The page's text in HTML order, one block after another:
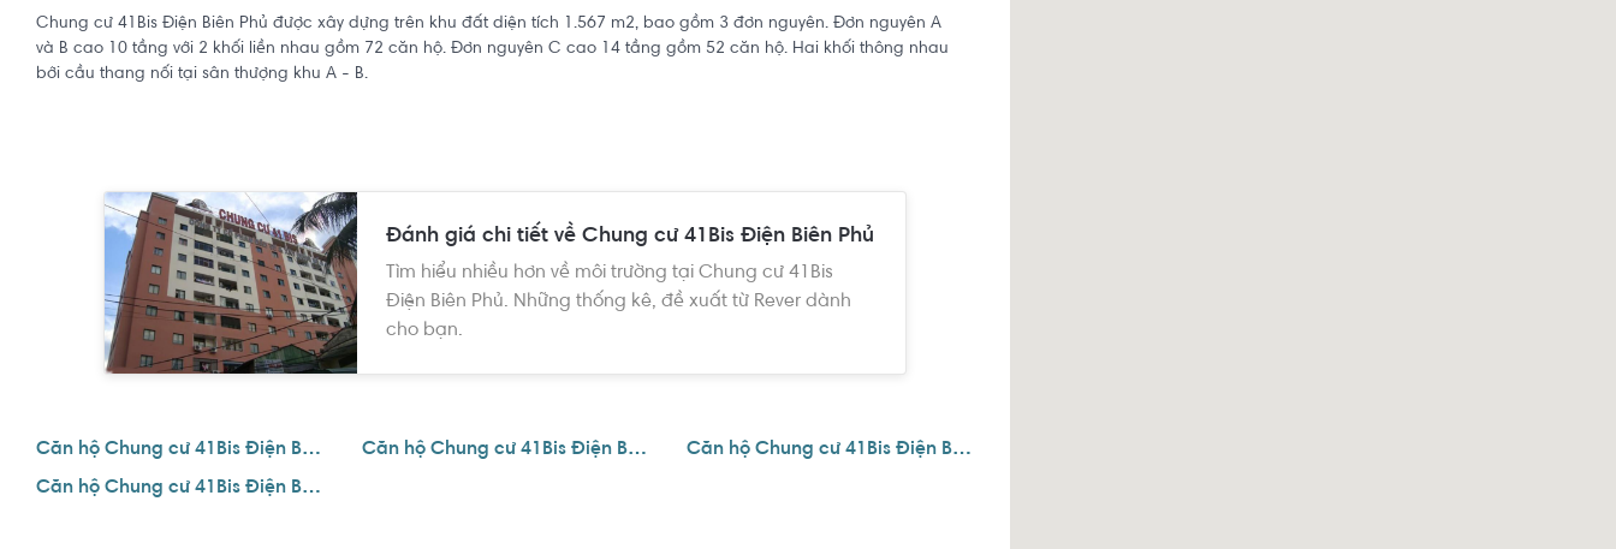
Chung cư 41Bis Điện Biên Phủ được xây dựng trên khu đất diện tích 1.567 m2, bao gồm 3 đơn nguyên. Đơn nguyên A
và B cao 10 tầng với 2 khối liền nhau gồm 72 căn hộ. Đơn nguyên C cao 14 tầng gồm 52 căn hộ. Hai khối thông nhau
bởi cầu thang nối tại sân thượng khu A - B.
Đánh giá chi tiết về Chung cư 41Bis Điện Biên Phủ
Tìm hiểu nhiều hơn về môi trường tại Chung cư 41Bis
Điện Biên Phủ. Những thống kê, đề xuất từ Rever dành
cho bạn.
Căn hộ Chung cư 41Bis Điện Biên Phủ Căn hộ Chung cư 41Bis Điện Biên Phủ 1 phòng ngủ
Căn hộ Chung cư 41Bis Điện Biên Phủ 2 phòng ngủ
Căn hộ Chung cư 41Bis Điện Biên Phủ 3 phòng ngủ